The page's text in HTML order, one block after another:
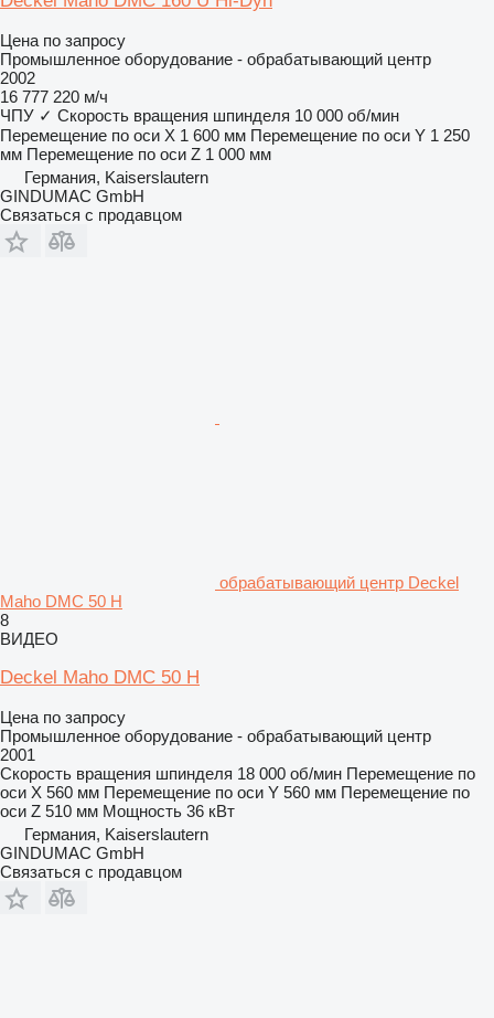
Цена по запросу
Промышленное оборудование - обрабатывающий центр
2002
16 777 220 м/ч
ЧПУ ✓ Скорость вращения шпинделя 10 000 об/мин
Перемещение по оси X 1 600 мм Перемещение по оси Y 1 250
мм Перемещение по оси Z 1 000 мм
Германия, Kaiserslautern
GINDUMAC GmbH
Связаться с продавцом
обрабатывающий центр Deckel
Maho DMC 50 H
8
ВИДЕО
Deckel Maho DMC 50 H
Цена по запросу
Промышленное оборудование - обрабатывающий центр
2001
Скорость вращения шпинделя 18 000 об/мин Перемещение по
оси X 560 мм Перемещение по оси Y 560 мм Перемещение по
оси Z 510 мм Мощность 36 кВт
Германия, Kaiserslautern
GINDUMAC GmbH
Связаться с продавцом